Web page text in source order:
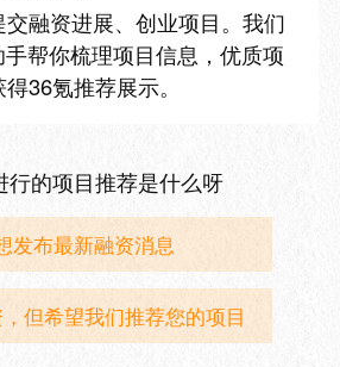
融资进展、创业项目。我们
帮你梳理项目信息，优质项
36氪推荐展示。
行的项目推荐是什么呀
发布最新融资消息
但希望我们推荐您的项目